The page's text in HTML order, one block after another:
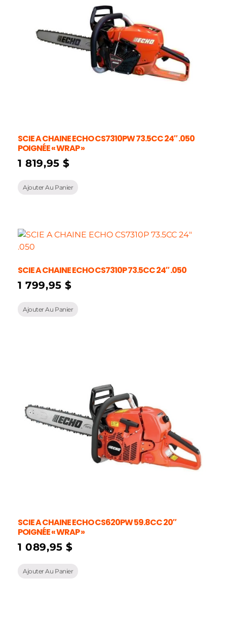
SCIE A CHAINE ECHO CS7310PW 73.5CC 24″ .050
POIGNÉE « WRAP »
1 819,95$
Ajouter Au Panier
SCIE A CHAINE ECHO CS7310P 73.5CC 24″ .050
1 799,95$
Ajouter Au Panier
SCIE A CHAINE ECHO CS620PW 59.8CC 20″
POIGNÉE « WRAP »
1 089,95$
Ajouter Au Panier